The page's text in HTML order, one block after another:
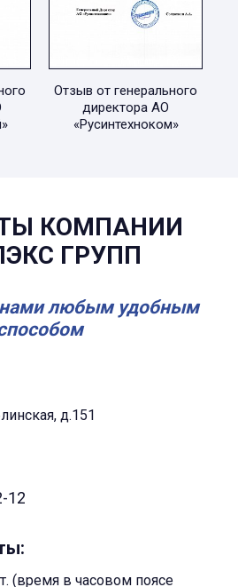
Отзыв от генерального
директора АО
«Русинтехноком»
КОМПАНИИ
ГРУПП
нами любым удобным
д.151
12
(время в часовом поясе